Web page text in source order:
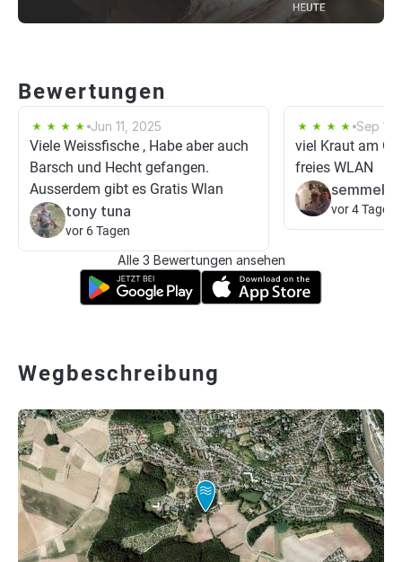
Bewertungen
Jun 11, 2025
Viele Weissfische , Habe aber auch
Barsch und Hecht gefangen.
Ausserdem gibt es Gratis Wlan
tony tuna
vor 6 Tagen
Sep
viel Kraut am
freies WLAN
semmel
vor 4 Tagen
Alle 3 Bewertungen ansehen
Wegbeschreibung